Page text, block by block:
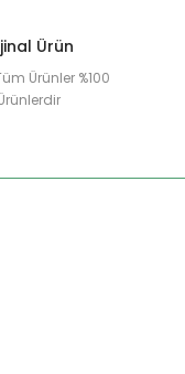
Ürün
Ürünler %100